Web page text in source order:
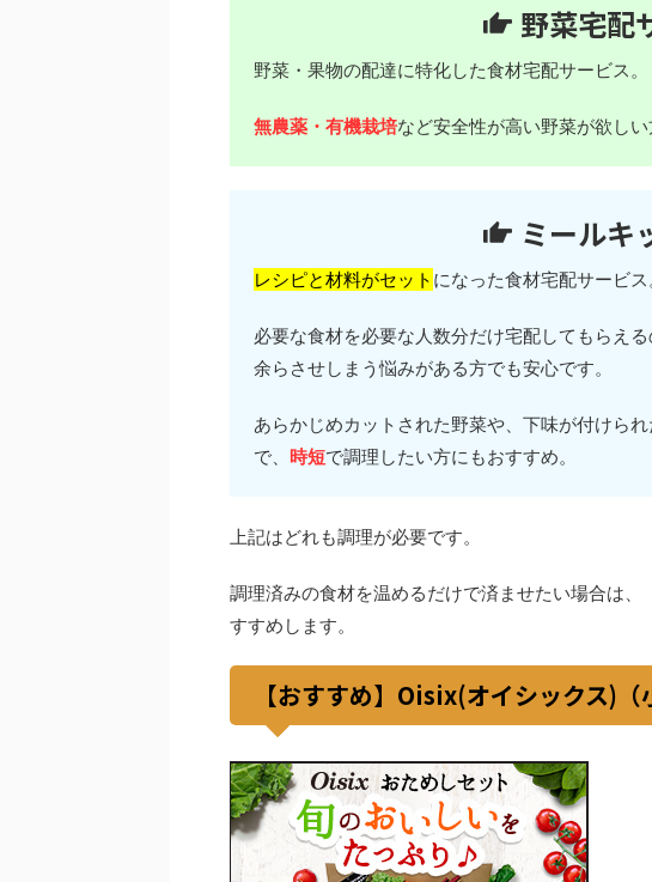
野菜宅配
野菜・果物の配達に特化した食材宅配サービス。
無農薬・有機栽培など安全性が高い野菜が欲しい
ミールキ
レシピと材料がセット になった食材宅配サービス
必要な食材を必要な人数分だけ宅配してもらえ
余らさせしまう悩みがある方でも安心です。
あらかじめカットされた野菜や、下味が付けら
で、 時短で調理したい方にもおすすめ。
上記はどれも調理が必要です。
調理済みの食材を温めるだけで済ませたい場合は、
すすめします。
【おすすめ】Oisix(オイシックス)（